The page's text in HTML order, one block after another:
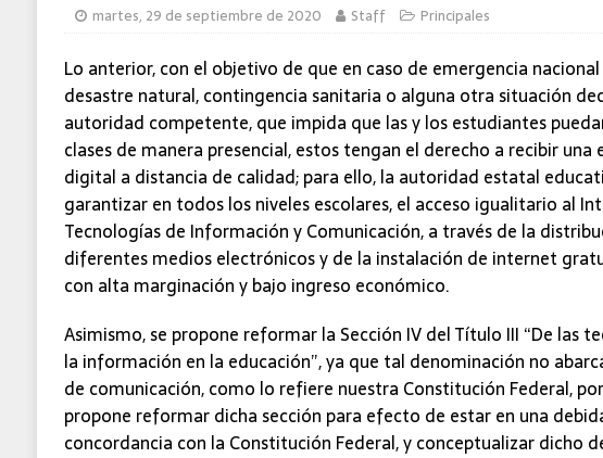
MUNDO
martes, 29 de septiembre de 2020 Staff Principales
Lo anterior, con el objetivo de que en caso de emergencia
desastre natural, contingencia sanitaria o alguna otra situación
autoridad competente, que impida que las y los estudiantes
clases de manera presencial, estos tengan el derecho a recibir una
digital a distancia de calidad; para ello, la autoridad estatal
garantizar en todos los niveles escolares, el acceso igualitario al
Tecnologías de Información y Comunicación, a través de la
diferentes medios electrónicos y de la instalación de internet
con alta marginación y bajo ingreso económico.
Asimismo, se propone reformar la Sección IV del Título III “De las
la información en la educación”, ya que tal denominación no
de comunicación, como lo refiere nuestra Constitución Federal,
propone reformar dicha sección para efecto de estar en una
concordancia con la Constitución Federal, y conceptualizar dicho